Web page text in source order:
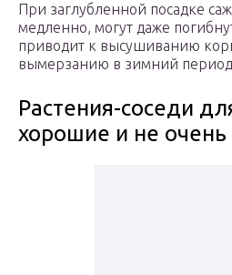
При заглубленной посадке
медленно, могут даже
приводит к высушиванию
вымерзанию в зимний
Растения-соседи
хорошие и не очень